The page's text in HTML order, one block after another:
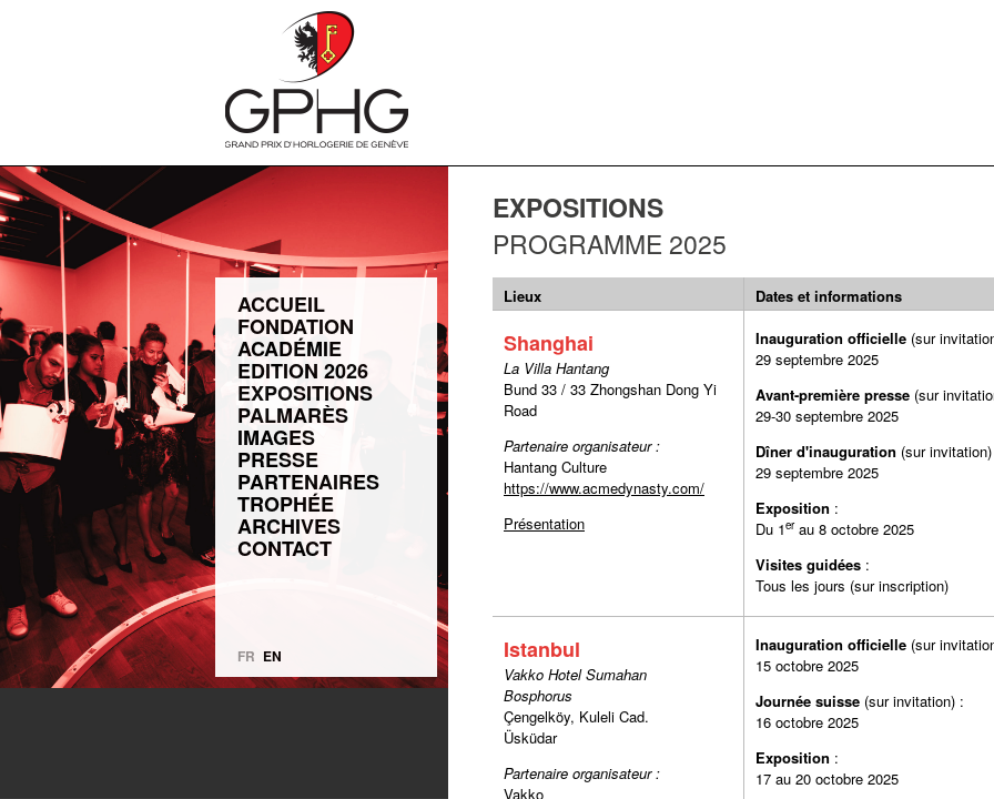
ACCUEIL
FONDATION
ACADÉMIE
EDITION 2026
EXPOSITIONS
PALMARÈS
IMAGES
PRESSE
PARTENAIRES
TROPHÉE
ARCHIVES
CONTACT
FR EN
EXPOSITIONS
PROGRAMME 2025
Lieux Dates et informations
Shanghai
La Villa Hantang
Bund 33 / 33 Zhongshan Dong Yi
Road
Partenaire organisateur :
Hantang Culture
https://www.acmedynasty.com/
Présentation
Inauguration officielle (sur
29 septembre 2025
Avant-première presse (sur
29-30 septembre 2025
Dîner d'inauguration (sur invitation)
29 septembre 2025
Exposition :
Du 1erau 8 octobre 2025
Visites guidées :
Tous les jours (sur inscription)
Istanbul
Vakko Hotel Sumahan
Bosphorus
Çengelköy, Kuleli Cad.
Üsküdar
Partenaire organisateur :
Vakko
Inauguration officielle (sur
15 octobre 2025
Journée suisse (sur
16 octobre 2025
Exposition :
17 au 20 octobre 2025